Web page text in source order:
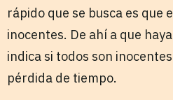
rápido que se busca es
inocentes. De ahí a que
indica si todos son
pérdida de tiempo.